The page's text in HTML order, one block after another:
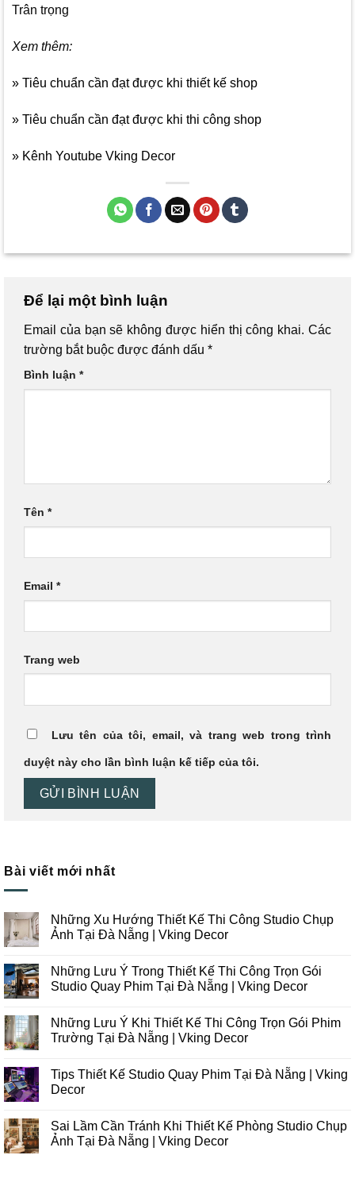
Trân trọng
Xem thêm:
» Tiêu chuẩn cần đạt được khi thiết kế shop
» Tiêu chuẩn cần đạt được khi thi công shop
» Kênh Youtube Vking Decor
Để lại một bình luận
Email của bạn sẽ không được hiển thị công khai. Các
trường bắt buộc được đánh dấu *
Bình luận *
Tên *
Email *
Trang web
Lưu tên của tôi, email, và trang web trong trình
duyệt này cho lần bình luận kế tiếp của tôi.
Bài viết mới nhất
Những Xu Hướng Thiết Kế Thi Công Studio Chụp
Ảnh Tại Đà Nẵng | Vking Decor
bình
luận
ở
Hướng
Thiết
Kế
Studio
Chụp
Ảnh
Nẵng
Vking
Những Lưu Ý Trong Thiết Kế Thi Công Trọn Gói
Studio Quay Phim Tại Đà Nẵng | Vking Decor
bình
luận
ở
Trong
Thiết
Công
Trọn
Gói
Những Lưu Ý Khi Thiết Kế Thi Công Trọn Gói Phim
Trường Tại Đà Nẵng | Vking Decor
bình
luận
ở
Ý
Khi
Thiết
Tips Thiết Kế Studio Quay Phim Tại Đà Nẵng | Vking
Decor
bình
luận
ở
Sai Lầm Cần Tránh Khi Thiết Kế Phòng Studio Chụp
Ảnh Tại Đà Nẵng | Vking Decor